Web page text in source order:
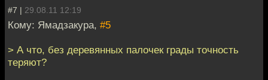
#7 | 29.08.11 12:19
Кому: Ямадзакура, #5
> А что, без деревянных палочек грады точность
теряют?